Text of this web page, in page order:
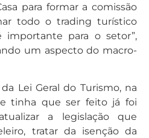
para formar a comissão
todo o trading turístico
para o setor”,
um aspecto do macro-
Lei Geral do Turismo, na
tinha que ser feito já foi
a legislação que
tratar da isenção da